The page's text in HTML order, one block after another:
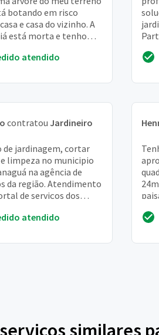
botando em risco
e casa do vizinho. A
está morta e tenho
la
atendido
contratou Jardineiro
de jardinagem, cortar
limpeza no municipio
na agência de
da região. Atendimento
de serviços dos
atendido
similares